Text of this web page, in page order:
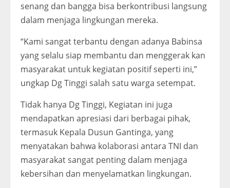
senang dan bangga bisa berkontribusi langsung
dalam menjaga lingkungan mereka.
“Kami sangat terbantu dengan adanya Babinsa
yang selalu siap membantu dan menggerak kan
masyarakat untuk kegiatan positif seperti ini,”
ungkap Dg Tinggi salah satu warga setempat.
Tidak hanya Dg Tinggi, Kegiatan ini juga
mendapatkan apresiasi dari berbagai pihak,
termasuk Kepala Dusun Gantinga, yang
menyatakan bahwa kolaborasi antara TNI dan
masyarakat sangat penting dalam menjaga
kebersihan dan menyelamatkan lingkungan.